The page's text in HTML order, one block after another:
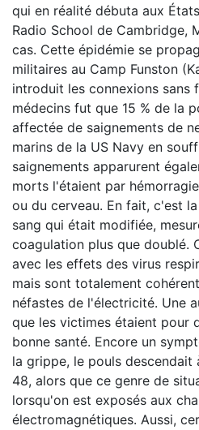
qui en réalité débuta aux
Radio School de Cambridge,
cas. Cette épidémie se
militaires au Camp Funston
introduit les connexions sans
médecins fut que 15 % de la
affectée de saignements de
marins de la US Navy en
saignements apparurent
morts l'étaient par
ou du cerveau. En fait, c'est
sang qui était modifiée,
coagulation plus que doublé.
avec les effets des virus
mais sont totalement
néfastes de l'électricité. Une
que les victimes étaient pour
bonne santé. Encore un
la grippe, le pouls descendait
48, alors que ce genre de
lorsqu'on est exposés aux
électromagnétiques. Aussi,